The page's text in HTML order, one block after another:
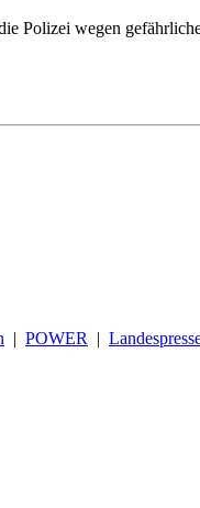
Polizei wegen
| POWER |